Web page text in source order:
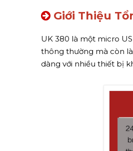
Giới Thiệu
UK 380 là một micro
thông thường mà còn
dàng với nhiều thiết bị